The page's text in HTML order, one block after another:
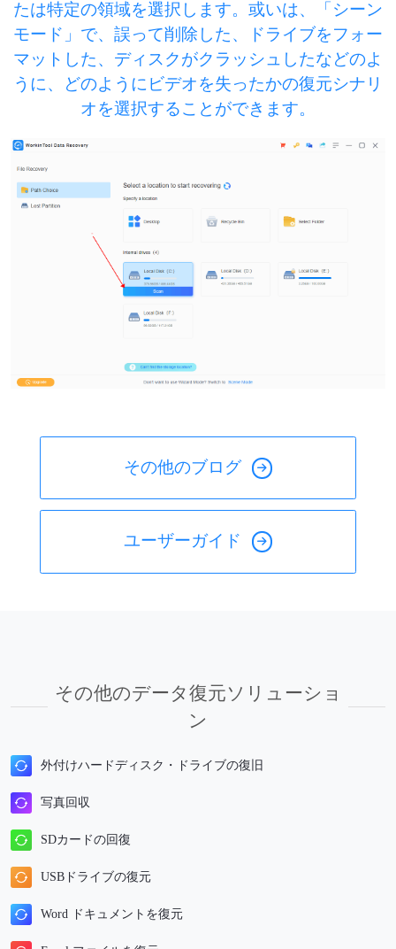
たは特定の領域を選択します。或いは、「シーン
モード」で、誤って削除した、ドライブをフォー
マットした、ディスクがクラッシュしたなどのよ
うに、どのようにビデオを失ったかの復元シナリ
オを選択することができます。
その他のブログ
ユーザーガイド
その他のデータ復元ソリューショ
ン
外付けハードディスク・ドライブの復旧
写真回収
SDカードの回復
USBドライブの復元
Word ドキュメントを復元